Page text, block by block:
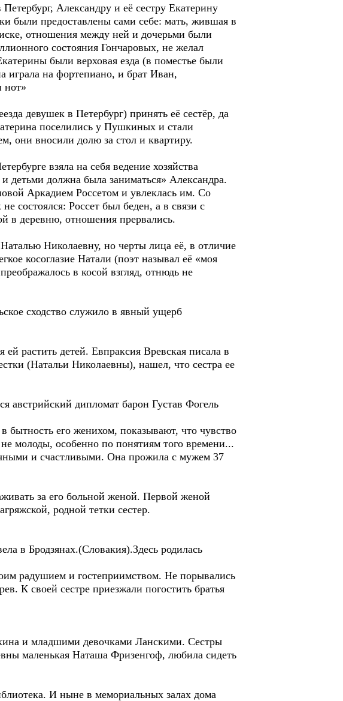
Александру и её сестру Екатерину
были предоставлены сами себе: мать, жившая в
отношения между ней и дочерьми были
состояния Гончаровых, не желал
были верховая езда (в поместье были
играла на фортепиано, и брат Иван,
нот»
девушек в Петербург) принять её сестёр, да
поселились у Пушкиных и стали
они вносили долю за стол и квартиру.
взяла на себя ведение хозяйства
детьми должна была заниматься» Александра.
Аркадием Россетом и увлеклась им. Со
состоялся: Россет был беден, а в связи с
в деревню, отношения прервались.
Николаевну, но черты лица её, в отличие
косоглазие Натали (поэт называл её «моя
в косой взгляд, отнюдь не
сходство служило в явный ущерб
растить детей. Евпраксия Вревская писала в
(Натальи Николаевны), нашел, что сестра ее
австрийский дипломат барон Густав Фогель
его женихом, показывают, что чувство
молоды, особенно по понятиям того времени...
и счастливыми. Она прожила с мужем 37
за его больной женой. Первой женой
родной тетки сестер.
в Бродзянах.(Словакия).Здесь родилась
радушием и гостеприимством. Не порывались
К своей сестре приезжали погостить братья
и младшими девочками Ланскими. Сестры
маленькая Наташа Фризенгоф, любила сидеть
И ныне в мемориальных залах дома